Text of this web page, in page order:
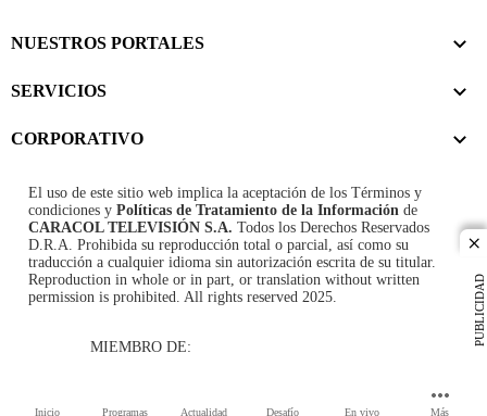
Inicio Programas Actualidad Desafío En vivo Más
PUBLICIDAD
NUESTROS PORTALES
SERVICIOS
CORPORATIVO
El uso de este sitio web implica la aceptación de los Términos y
condiciones y Políticas de Tratamiento de la Información de
CARACOL TELEVISIÓN S.A. Todos los Derechos Reservados
D.R.A. Prohibida su reproducción total o parcial, así como su
traducción a cualquier idioma sin autorización escrita de su titular.
Reproduction in whole or in part, or translation without written
permission is prohibited. All rights reserved 2025.
MIEMBRO DE: